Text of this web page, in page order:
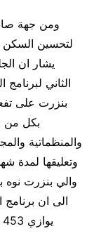
لتحسين السكن لفائظة 20 ملف بمعدل
يشار ان
الثاني
بنزرت على
بكل من
والمنظماتية
وتعليقها لمدة
والي بنزرت نوه
الى ان برنامج